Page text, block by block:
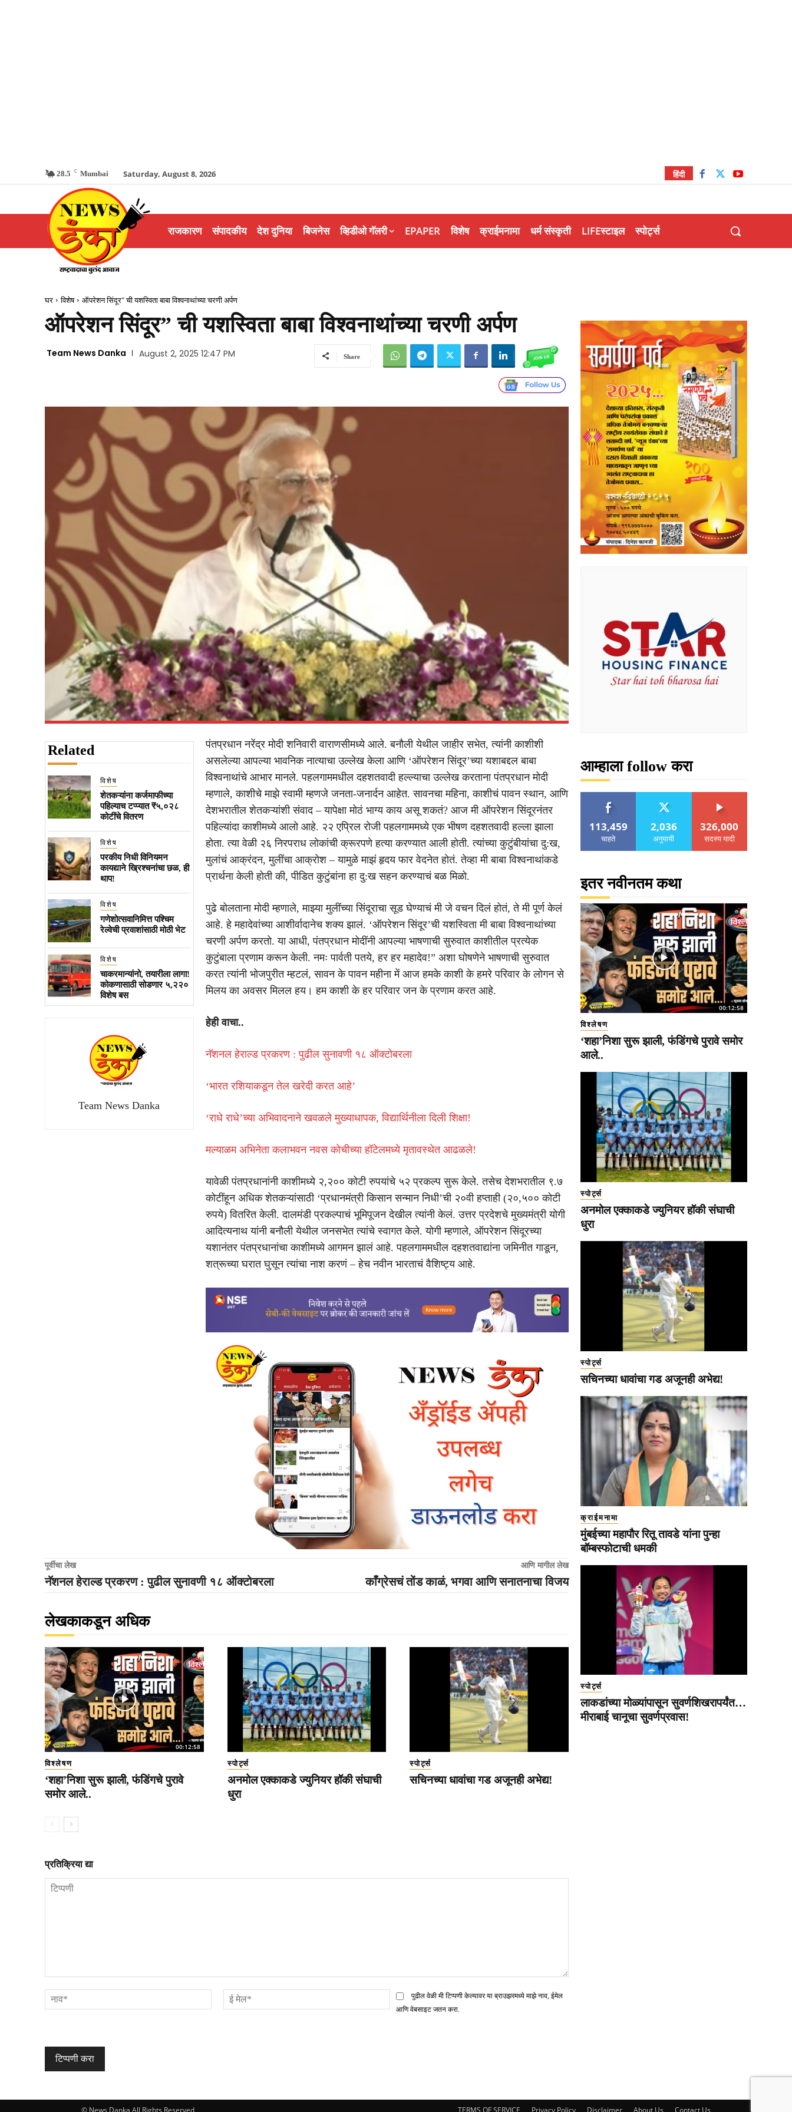
28.5 C Mumbai Saturday, August 8, 2026 हिंदी
राजकारण संपादकीय देश दुनिया बिजनेस व्हिडीओ गॅलरी EPAPER विशेष क्राईमनामा धर्म संस्कृती LIFEस्टाइल स्पोर्ट्स
घर विशेष ऑपरेशन सिंदूर" ची यशस्विता बाबा विश्वनाथांच्या चरणी अर्पण
ऑपरेशन सिंदूर” ची यशस्विता बाबा विश्वनाथांच्या चरणी अर्पण
Team News Danka August 2, 2025 12:47 PM Share
Related
विशेष
शेतकऱ्यांना कर्जमाफीच्या
पहिल्याच टप्प्यात ₹५,०२८
कोटींचे वितरण
विशेष
परकीय निधी विनियमन
कायद्याने ख्रिश्चनांचा छळ, ही
थाप!
विशेष
गणेशोत्सवानिमित्त पश्चिम
रेल्वेची प्रवाशांसाठी मोठी भेट
विशेष
चाकरमान्यांनो, तयारीला लागा!
कोकणासाठी सोडणार ५,२२०
विशेष बस
Team News Danka
पंतप्रधान नरेंद्र मोदी शनिवारी वाराणसीमध्ये आले. बनौली येथील जाहीर सभेत, त्यांनी काशीशी
असलेल्या आपल्या भावनिक नात्याचा उल्लेख केला आणि ‘ऑपरेशन सिंदूर’च्या यशाबद्दल बाबा
विश्वनाथांचे आभार मानले. पहलगाममधील दहशतवादी हल्ल्याचा उल्लेख करताना पंतप्रधान मोदी
म्हणाले, काशीचे माझे स्वामी म्हणजे जनता-जनार्दन आहेत. सावनचा महिना, काशीचं पावन स्थान, आणि
देशभरातील शेतकऱ्यांशी संवाद – यापेक्षा मोठं भाग्य काय असू शकतं? आज मी ऑपरेशन सिंदूरनंतर
पहिल्यांदा काशीमध्ये आलो आहे. २२ एप्रिल रोजी पहलगाममध्ये एक भीषण दहशतवादी हल्ला झाला
होता. त्या वेळी २६ निरपराध लोकांची क्रूरपणे हत्या करण्यात आली होती. त्यांच्या कुटुंबीयांचा दु:ख,
मुलांचं आक्रंदन, मुलींचा आक्रोश – यामुळे माझं हृदय फार वेदनेत होतं. तेव्हा मी बाबा विश्वनाथांकडे
प्रार्थना केली होती की, पीडित कुटुंबांना हा दु:ख सहन करण्याचं बळ मिळो.
पुढे बोलताना मोदी म्हणाले, माझ्या मुलींच्या सिंदूराचा सूड घेण्याचं मी जे वचन दिलं होतं, ते मी पूर्ण केलं
आहे. हे महादेवांच्या आशीर्वादानेच शक्य झालं. ‘ऑपरेशन सिंदूर’ची यशस्विता मी बाबा विश्वनाथांच्या
चरणी अर्पण करतो. या आधी, पंतप्रधान मोदींनी आपल्या भाषणाची सुरुवात काशीतील प्रत्येक
कुटुंबाला प्रणाम करून केली. नमः पार्वती पतये, हर हर महादेव!” अशा घोषणेने भाषणाची सुरुवात
करत त्यांनी भोजपुरीत म्हटलं, सावन के पावन महीना में आज हमके काशी के हमरे परिवार के लोगन से
मिलय का अवसर मिलल हय। हम काशी के हर परिवार जन के प्रणाम करत आहे.
हेही वाचा..
नॅशनल हेराल्ड प्रकरण : पुढील सुनावणी १८ ऑक्टोबरला
‘भारत रशियाकडून तेल खरेदी करत आहे’
‘राधे राधे’च्या अभिवादनाने खवळले मुख्याधापक, विद्यार्थिनीला दिली शिक्षा!
मल्याळम अभिनेता कलाभवन नवस कोचीच्या हॉटेलमध्ये मृतावस्थेत आढळले!
यावेळी पंतप्रधानांनी काशीमध्ये २,२०० कोटी रुपयांचे ५२ प्रकल्प सुरू केले. तसेच देशभरातील ९.७
कोटींहून अधिक शेतकऱ्यांसाठी ‘प्रधानमंत्री किसान सन्मान निधी’ची २०वी हप्ताही (२०,५०० कोटी
रुपये) वितरित केली. दालमंडी प्रकल्पाचं भूमिपूजन देखील त्यांनी केलं. उत्तर प्रदेशचे मुख्यमंत्री योगी
आदित्यनाथ यांनी बनौली येथील जनसभेत त्यांचे स्वागत केले. योगी म्हणाले, ऑपरेशन सिंदूरच्या
यशानंतर पंतप्रधानांचा काशीमध्ये आगमन झालं आहे. पहलगाममधील दहशतवाद्यांना जमिनीत गाडून,
शत्रूच्या घरात घुसून त्यांचा नाश करणं – हेच नवीन भारताचं वैशिष्ट्य आहे.
पूर्वीचा लेख
नॅशनल हेराल्ड प्रकरण : पुढील सुनावणी १८ ऑक्टोबरला
आणि मागील लेख
काँग्रेसचं तोंड काळं, भगवा आणि सनातनाचा विजय
लेखकाकडून अधिक
00:12:58
विश्लेषण
‘शहा’निशा सुरू झाली, फंडिंगचे पुरावे
समोर आले..
स्पोर्ट्स
अनमोल एक्काकडे ज्युनियर हॉकी संघाची
धुरा
स्पोर्ट्स
सचिनच्या धावांचा गड अजूनही अभेद्य!
प्रतिक्रिया द्या
नाव*
मेल*
पुढील वेळी मी टिप्पणी केल्यावर या ब्राउझरमध्ये माझे नाव, ईमेल
आणि वेबसाइट जतन करा.
आम्हाला follow करा
113,459
चाहते
2,036
अनुयायी
326,000
सदस्य यादी
इतर नवीनतम कथा
00:12:58
विश्लेषण
‘शहा’निशा सुरू झाली, फंडिंगचे पुरावे समोर
आले..
स्पोर्ट्स
अनमोल एक्काकडे ज्युनियर हॉकी संघाची
धुरा
स्पोर्ट्स
सचिनच्या धावांचा गड अजूनही अभेद्य!
क्राईमनामा
मुंबईच्या महापौर रितू तावडे यांना पुन्हा
बॉम्बस्फोटाची धमकी
स्पोर्ट्स
लाकडांच्या मोळ्यांपासून सुवर्णशिखरापर्यंत…
मीराबाई चानूचा सुवर्णप्रवास!
TERMS OF SERVICE Privacy Policy Disclaimer About Us Contact Us
© News Danka All Rights Reserved